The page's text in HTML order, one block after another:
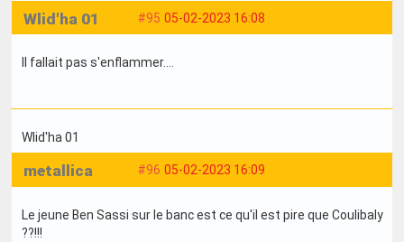
#95 05-02-2023 16:08
Wlid'ha 01
Il fallait pas s'enflammer....
Wlid'ha 01
#96 05-02-2023 16:09
metallica
Le jeune Ben Sassi sur le banc est ce qu'il est pire que Coulibaly
??!!!